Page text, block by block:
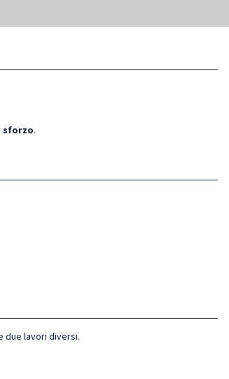
sforzo.
due lavori diversi.